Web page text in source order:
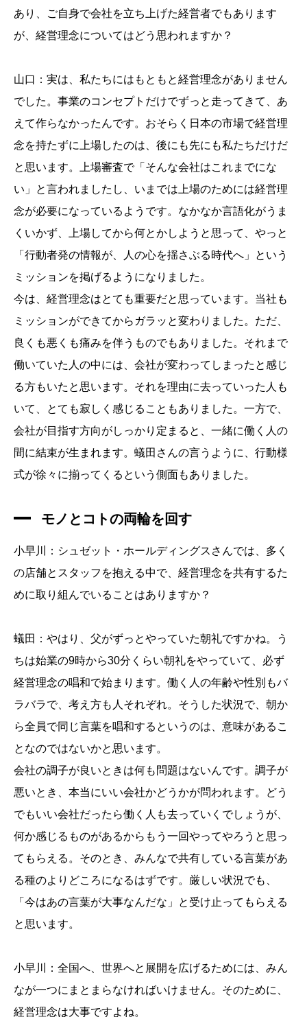
あり、ご自身で会社を立ち上げた経営者でもあります
が、経営理念についてはどう思われますか？
山口：実は、私たちにはもともと経営理念がありません
でした。事業のコンセプトだけでずっと走ってきて、あ
えて作らなかったんです。おそらく日本の市場で経営理
念を持たずに上場したのは、後にも先にも私たちだけだ
と思います。上場審査で「そんな会社はこれまでにな
い」と言われましたし、いまでは上場のためには経営理
念が必要になっているようです。なかなか言語化がうま
くいかず、上場してから何とかしようと思って、やっと
「行動者発の情報が、人の心を揺さぶる時代へ」という
ミッションを掲げるようになりました。
今は、経営理念はとても重要だと思っています。当社も
ミッションができてからガラッと変わりました。ただ、
良くも悪くも痛みを伴うものでもありました。それまで
働いていた人の中には、会社が変わってしまったと感じ
る方もいたと思います。それを理由に去っていった人も
いて、とても寂しく感じることもありました。一方で、
会社が目指す方向がしっかり定まると、一緒に働く人の
間に結束が生まれます。蟻田さんの言うように、行動様
式が徐々に揃ってくるという側面もありました。
モノとコトの両輪を回す
小早川：シュゼット・ホールディングスさんでは、多く
の店舗とスタッフを抱える中で、経営理念を共有するた
めに取り組んでいることはありますか？
蟻田：やはり、父がずっとやっていた朝礼ですかね。う
ちは始業の9時から30分くらい朝礼をやっていて、必ず
経営理念の唱和で始まります。働く人の年齢や性別もバ
ラバラで、考え方も人それぞれ。そうした状況で、朝か
ら全員で同じ言葉を唱和するというのは、意味があるこ
となのではないかと思います。
会社の調子が良いときは何も問題はないんです。調子が
悪いとき、本当にいい会社かどうかが問われます。どう
でもいい会社だったら働く人も去っていくでしょうが、
何か感じるものがあるからもう一回やってやろうと思っ
てもらえる。そのとき、みんなで共有している言葉があ
る種のよりどころになるはずです。厳しい状況でも、
「今はあの言葉が大事なんだな」と受け止ってもらえる
と思います。
小早川：全国へ、世界へと展開を広げるためには、みん
なが一つにまとまらなければいけません。そのために、
経営理念は大事ですよね。